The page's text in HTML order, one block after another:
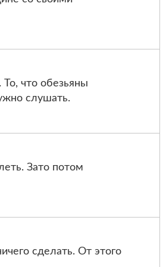
что обезьяны
слушать.
Зато потом
сделать. От этого